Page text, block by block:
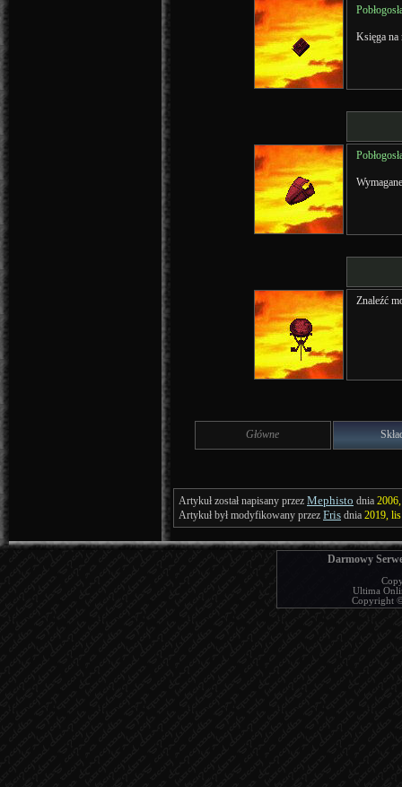
Księga
Znaleźć
Główne
Artykuł został napisany przez Mephisto dnia
Artykuł był modyfikowany przez Fris dnia 2019,
Darmowy
Ultima
Copyright